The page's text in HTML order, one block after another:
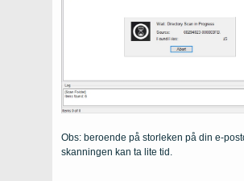
Obs: beroende på storleken på din e-
skanningen kan ta lite tid.